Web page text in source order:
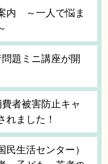
内 ～一人で悩ま
題ミニ講座が開
者被害防止キャ
れました！
民生活センター）